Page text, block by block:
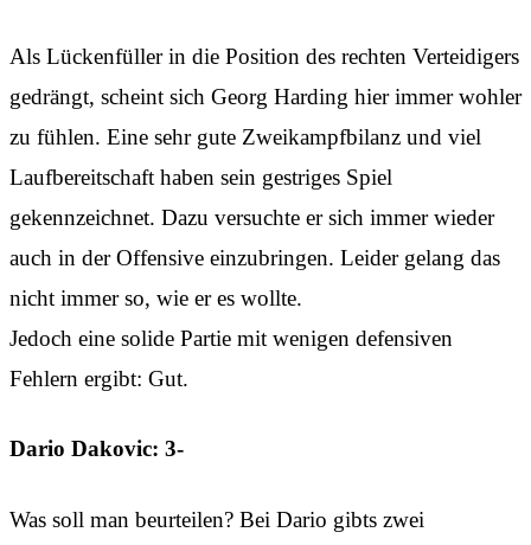
Als Lückenfüller in die Position des rechten Verteidigers
gedrängt, scheint sich Georg Harding hier immer wohler
zu fühlen. Eine sehr gute Zweikampfbilanz und viel
Laufbereitschaft haben sein gestriges Spiel
gekennzeichnet. Dazu versuchte er sich immer wieder
auch in der Offensive einzubringen. Leider gelang das
nicht immer so, wie er es wollte.
Jedoch eine solide Partie mit wenigen defensiven
Fehlern ergibt: Gut.
Dario Dakovic: 3-
Was soll man beurteilen? Bei Dario gibts zwei